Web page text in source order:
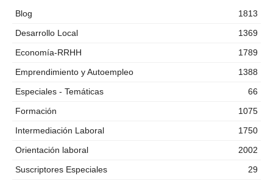
Blog
1813
Desarrollo Local
1369
Economía-RRHH
1789
Emprendimiento y Autoempleo
1388
Especiales - Temáticas
66
Formación
1075
Intermediación Laboral
1750
Orientación laboral
2002
Suscriptores Especiales
29